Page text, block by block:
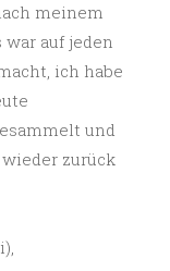
meinem
auf jeden
ich habe
und
zurück